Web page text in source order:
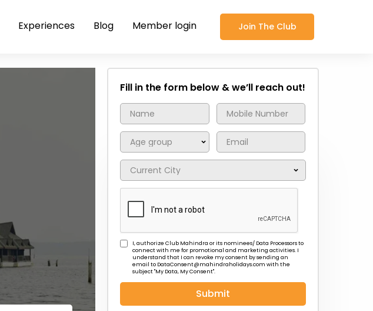
Experiences Blog Member login Join The Club
Fill in the form below & we’ll reach out!
I, authorize Club Mahindra or its nominees/ Data Processors to
connect with me for promotional and marketing activities. I
understand that I can revoke my consent by sending an
email to DataConsent@mahindraholidays.com with the
subject "My Data, My Consent''.
Submit